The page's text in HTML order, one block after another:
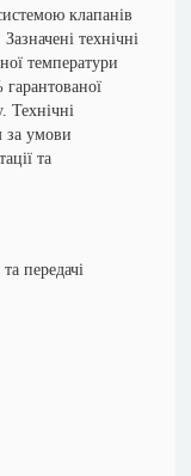
клапанів
технічні
температури
Технічні
за умови
та
передачі